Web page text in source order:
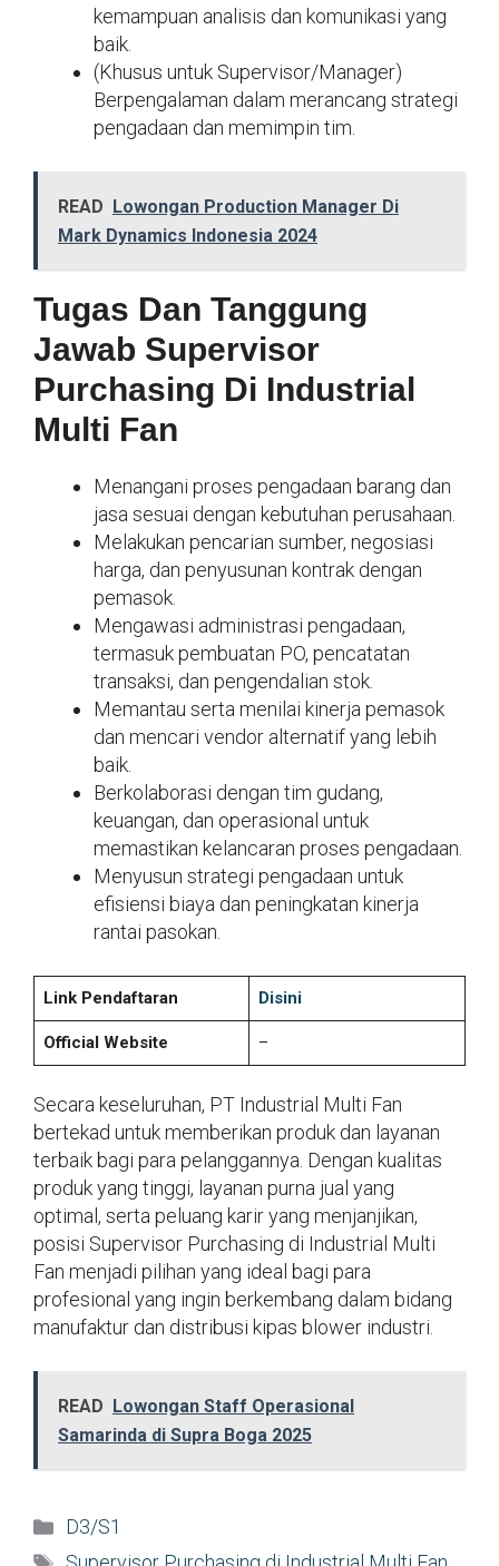
kemampuan analisis dan komunikasi yang
baik.
(Khusus untuk Supervisor/Manager)
Berpengalaman dalam merancang strategi
pengadaan dan memimpin tim.
READ Lowongan Production Manager Di
Mark Dynamics Indonesia 2024
Tugas Dan Tanggung
Jawab Supervisor
Purchasing Di Industrial
Multi Fan
Menangani proses pengadaan barang dan
jasa sesuai dengan kebutuhan perusahaan.
Melakukan pencarian sumber, negosiasi
harga, dan penyusunan kontrak dengan
pemasok.
Mengawasi administrasi pengadaan,
termasuk pembuatan PO, pencatatan
transaksi, dan pengendalian stok.
Memantau serta menilai kinerja pemasok
dan mencari vendor alternatif yang lebih
baik.
Berkolaborasi dengan tim gudang,
keuangan, dan operasional untuk
memastikan kelancaran proses pengadaan.
Menyusun strategi pengadaan untuk
efisiensi biaya dan peningkatan kinerja
rantai pasokan.
Link Pendaftaran Disini
Official Website –
Secara keseluruhan, PT Industrial Multi Fan
bertekad untuk memberikan produk dan layanan
terbaik bagi para pelanggannya. Dengan kualitas
produk yang tinggi, layanan purna jual yang
optimal, serta peluang karir yang menjanjikan,
posisi Supervisor Purchasing di Industrial Multi
Fan menjadi pilihan yang ideal bagi para
profesional yang ingin berkembang dalam bidang
manufaktur dan distribusi kipas blower industri.
READ
Lowongan Staff Operasional
Samarinda di Supra Boga 2025
Kategori
D3/S1
Tag